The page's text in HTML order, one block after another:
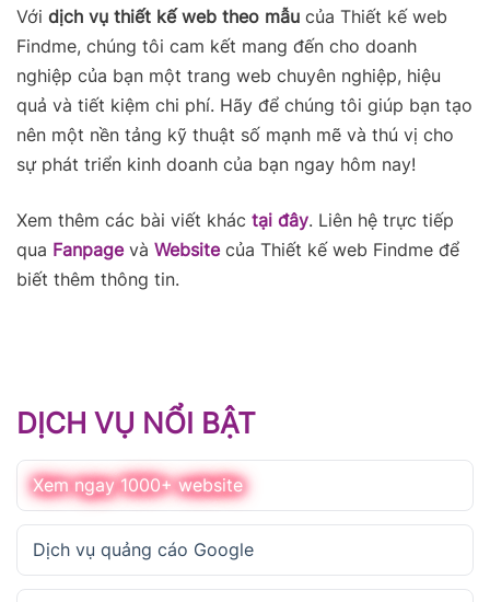
Với dịch vụ thiết kế web theo mẫu của Thiết kế web
Findme, chúng tôi cam kết mang đến cho doanh
nghiệp của bạn một trang web chuyên nghiệp, hiệu
quả và tiết kiệm chi phí. Hãy để chúng tôi giúp bạn tạo
nên một nền tảng kỹ thuật số mạnh mẽ và thú vị cho
sự phát triển kinh doanh của bạn ngay hôm nay!
Xem thêm các bài viết khác tại đây. Liên hệ trực tiếp
qua Fanpagevà Websitecủa Thiết kế web Findme để
biết thêm thông tin.
DỊCH VỤ NỔI BẬT
Xem ngay 1000+ website
Dịch vụ quảng cáo Google